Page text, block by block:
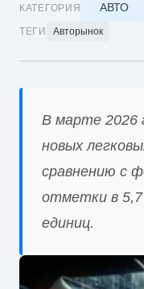
КАТЕГОРИЯ АВТО
ТЕГИ Авторынок
В марте 2026
новых
сравнению с
отметки в
единиц.